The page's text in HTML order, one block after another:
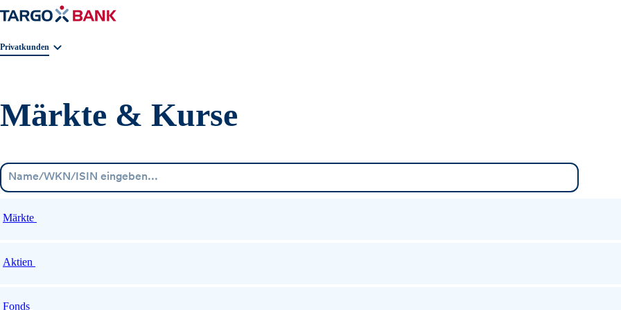
Geschäftsbereichnavigation. Aktuelle Auswahl:
Privatkunden
Märkte & Kurse
Märkte
Aktien
Fonds